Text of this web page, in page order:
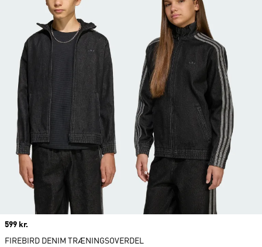
Price
599 kr.
FIREBIRD DENIM TRÆNINGSOVERDEL